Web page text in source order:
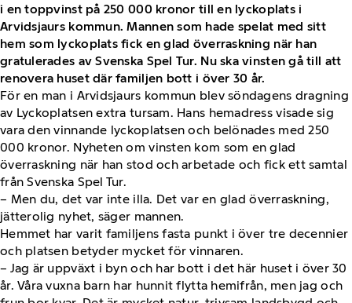
i en toppvinst på 250 000 kronor till en lyckoplats i
Arvidsjaurs kommun. Mannen som hade spelat med sitt
hem som lyckoplats fick en glad överraskning när han
gratulerades av Svenska Spel Tur. Nu ska vinsten gå till att
renovera huset där familjen bott i över 30 år.
För en man i Arvidsjaurs kommun blev söndagens dragning
av Lyckoplatsen extra tursam. Hans hemadress visade sig
vara den vinnande lyckoplatsen och belönades med 250
000 kronor. Nyheten om vinsten kom som en glad
överraskning när han stod och arbetade och fick ett samtal
från Svenska Spel Tur.
– Men du, det var inte illa. Det var en glad överraskning,
jätterolig nyhet, säger mannen.
Hemmet har varit familjens fasta punkt i över tre decennier
och platsen betyder mycket för vinnaren.
– Jag är uppväxt i byn och har bott i det här huset i över 30
år. Våra vuxna barn har hunnit flytta hemifrån, men jag och